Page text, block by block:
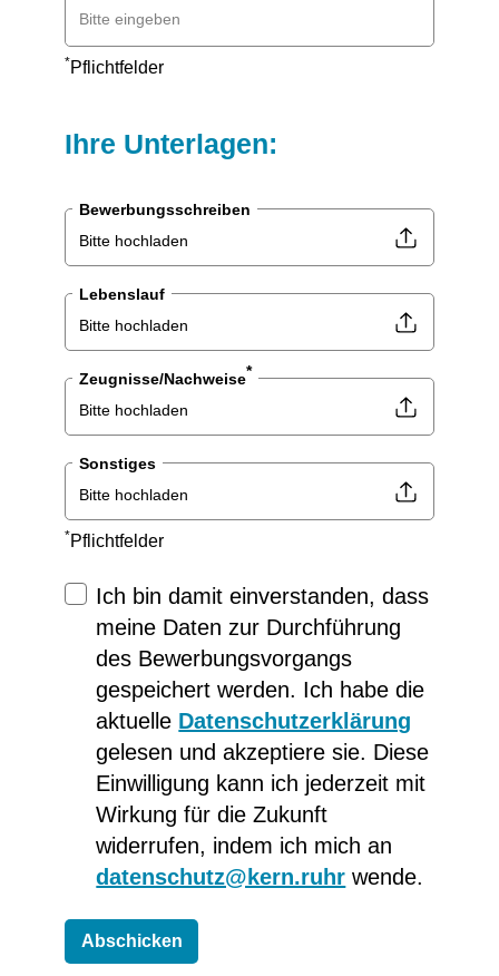
*Pflichtfelder
Ihre Unterlagen:
Bewerbungsschreiben
Bitte hochladen
Lebenslauf
Bitte hochladen
Zeugnisse/Nachweise*
Bitte hochladen
Sonstiges
Bitte hochladen
*Pflichtfelder
Ich bin damit einverstanden, dass
meine Daten zur Durchführung
des Bewerbungsvorgangs
gespeichert werden. Ich habe die
aktuelle Datenschutzerklärung
gelesen und akzeptiere sie. Diese
Einwilligung kann ich jederzeit mit
Wirkung für die Zukunft
widerrufen, indem ich mich an
datenschutz@kern.ruhr wende.